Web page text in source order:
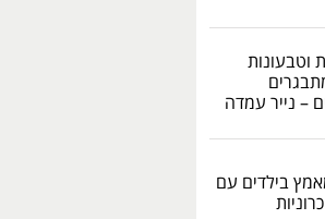
וטבעונות
– נייר עמדה
בילדים עם